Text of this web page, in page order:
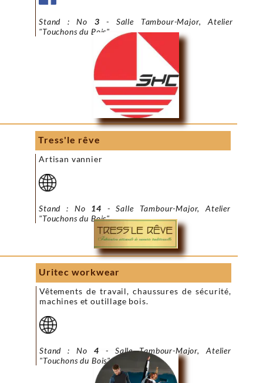
Stand : No 3 - Salle Tambour-Major, Atelier
"Touchons du Bois"
Tress'le rêve
Artisan vannier
Stand : No 14 - Salle Tambour-Major, Atelier
"Touchons du Bois"
Uritec workwear
Vêtements de travail, chaussures de sécurité,
machines et outillage bois.
Stand : No4 - Salle Tambour-Major, Atelier
"Touchons du Bois"